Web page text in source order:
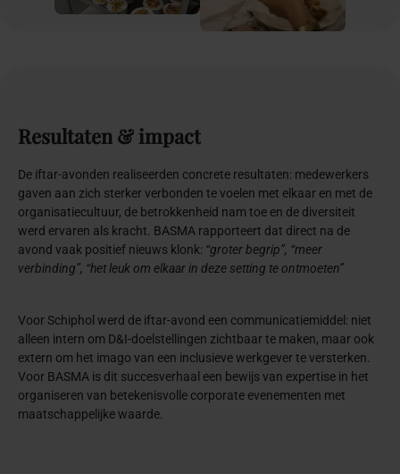
Resultaten & impact
De iftar-avonden realiseerden concrete resultaten: medewerkers
gaven aan zich sterker verbonden te voelen met elkaar en met de
organisatiecultuur, de betrokkenheid nam toe en de diversiteit
werd ervaren als kracht. BASMA rapporteert dat direct na de
avond vaak positief nieuws klonk: “groter begrip”, “meer
verbinding”, “het leuk om elkaar in deze setting te ontmoeten”
Voor Schiphol werd de iftar-avond een communicatiemiddel: niet
alleen intern om D&I-doelstellingen zichtbaar te maken, maar ook
extern om het imago van een inclusieve werkgever te versterken.
Voor BASMA is dit succesverhaal een bewijs van expertise in het
organiseren van betekenisvolle corporate evenementen met
maatschappelijke waarde.